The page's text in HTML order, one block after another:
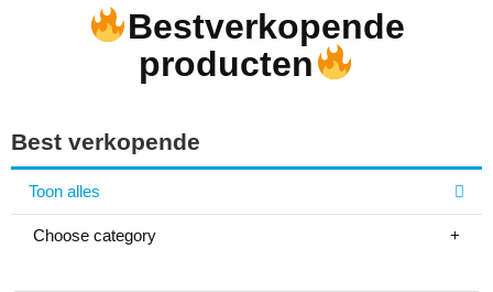
Bestverkopende
producten
Best verkopende
Toon alles
Choose category